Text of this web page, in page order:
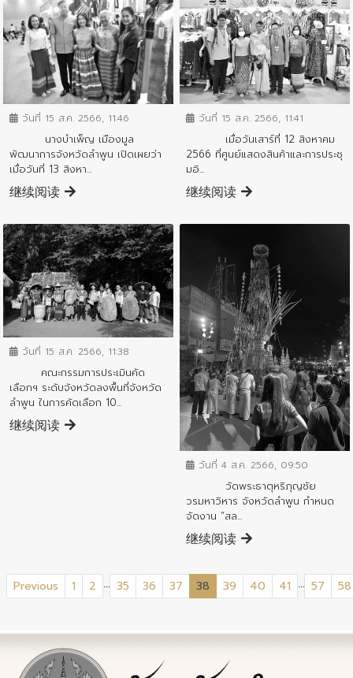
ข่าวประชาสัมพันธ์
วันที่ 15 ส.ค. 2566, 11:46
นางบำเพ็ญ เมืองมูล
พัฒนาการจังหวัดลำพูน เปิดเผยว่า
เมื่อวันที่ 13 สิงหา...
继续阅读
ข่าวประชาสัมพันธ์
วันที่ 15 ส.ค. 2566, 11:41
เมื่อวันเสาร์ที่ 12 สิงหาคม
2566 ที่ศูนย์แสดงสินค้าและการประชุ
มอิ...
继续阅读
ข่าวประชาสัมพันธ์
วันที่ 15 ส.ค. 2566, 11:38
คณะกรรมการประเมินคัด
เลือกฯ ระดับจังหวัดลงพื้นที่จังหวัด
ลำพูน ในการคัดเลือก 10...
继续阅读 ข่าวประชาสัมพันธ์
วันที่ 4 ส.ค. 2566, 09:50
วัดพระธาตุหริภุญชัย
วรมหาวิหาร จังหวัดลำพูน กำหนด
จัดงาน “สล...
继续阅读
Previous 1 2 ... 35 36 37 38 (current)
39 40 41 ... 57 58